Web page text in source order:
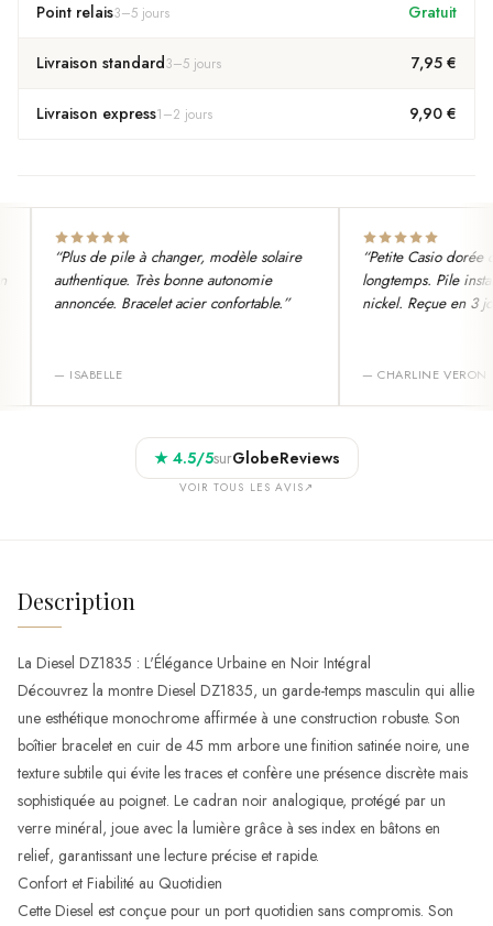
Point relais3–5 jours Gratuit
Livraison standard3–5 jours 7,95 €
Livraison express1–2 jours 9,90 €
Plus de pile à changer, modèle solaire
authentique. Très bonne autonomie
annoncée. Bracelet acier confortable.”
—ISABELLE
Petite Casio dorée
longtemps. Pile
nickel. Reçue en 3
—CHARLINE VERON
★ 4.5/5surGlobeReviews
VOIR TOUS LES AVIS↗
Description
La Diesel DZ1835 : L'Élégance Urbaine en Noir Intégral
Découvrez la montre Diesel DZ1835, un garde-temps masculin qui allie
une esthétique monochrome affirmée à une construction robuste. Son
boîtier bracelet en cuir de 45 mm arbore une finition satinée noire, une
texture subtile qui évite les traces et confère une présence discrète mais
sophistiquée au poignet. Le cadran noir analogique, protégé par un
verre minéral, joue avec la lumière grâce à ses index en bâtons en
relief, garantissant une lecture précise et rapide.
Confort et Fiabilité au Quotidien
Cette Diesel est conçue pour un port quotidien sans compromis. Son